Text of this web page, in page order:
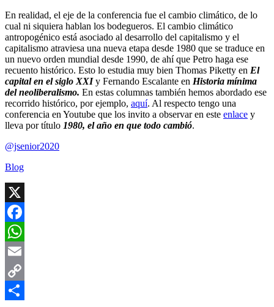
En realidad, el eje de la conferencia fue el cambio climático, de lo
cual ni siquiera hablan los bodegueros. El cambio climático
antropogénico está asociado al desarrollo del capitalismo y el
capitalismo atraviesa una nueva etapa desde 1980 que se traduce en
un nuevo orden mundial desde 1990, de ahí que Petro haga ese
recuento histórico. Esto lo estudia muy bien Thomas Piketty en El
capital en el siglo XXIy Fernando Escalante en Historia mínima
del neoliberalismo. En estas columnas también hemos abordado ese
recorrido histórico, por ejemplo, aquí. Al respecto tengo una
conferencia en Youtube que los invito a observar en este enlace y
lleva por título 1980, el año en que todo cambió.
@jsenior2020
Blog
X
Facebook
WhatsApp
Email
Copy